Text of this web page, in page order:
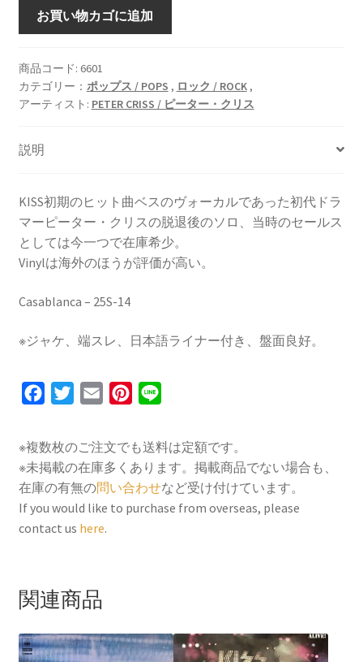
[LP]
個
お買い物カゴに追加
商品コード: 6601
カテゴリー： ポップス / POPS , ロック / ROCK,
アーティスト: PETER CRISS / ピーター・クリス
説明
KISS初期のヒット曲ベスのヴォーカルであった初代ドラ
マーピーター・クリスの脱退後のソロ、当時のセールス
としては今一つで在庫希少。
Vinylは海外のほうが評価が高い。
Casablanca – 25S-14
※ジャケ、端スレ、日本語ライナー付き、盤面良好。
c
e
b
o
o
i
t
t
e
r
a
i
l
n
t
e
r
n
e
※複数枚のご注文でも送料は定額です。
※未掲載の在庫多くあります。掲載商品でない場合も、
在庫の有無の問い合わせなど受け付けています。
If you would like to purchase from overseas, please
contact us here.
関連商品